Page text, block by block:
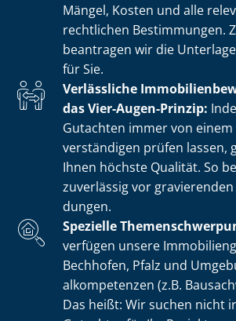
Mängel, Kosten und alle
rechtlichen Bestimmungen.
beantragen wir die
für Sie.
Verlässliche
das Vier-Augen-Prinzip:
Gutachten immer von
ver­stän­di­gen prüfen lassen,
Ihnen höchste Qualität. So
zuverlässig vor
dun­gen.
Spezielle
verfügen unsere
Bechhofen, Pfalz und
al­kom­pe­ten­zen (z.B.
Das heißt: Wir suchen nicht